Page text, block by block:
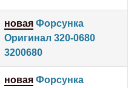
новая Форсунка
Оригинал 320-0680
3200680
новая Форсунка